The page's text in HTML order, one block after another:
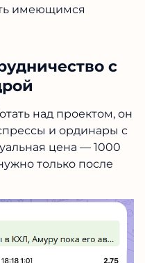
имеющимся
с
над проектом, он
и ординары с
цена — 1000
только после